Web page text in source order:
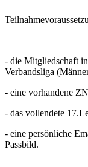
- die Mitgliedschaft
Verbandsliga
- eine vorhandene
- das vollendete
- eine persönliche
Passbild.